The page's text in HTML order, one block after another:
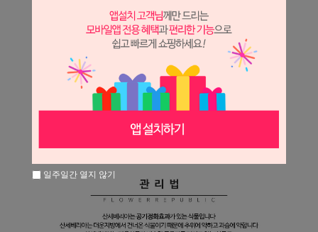
일주일간 열지 않기